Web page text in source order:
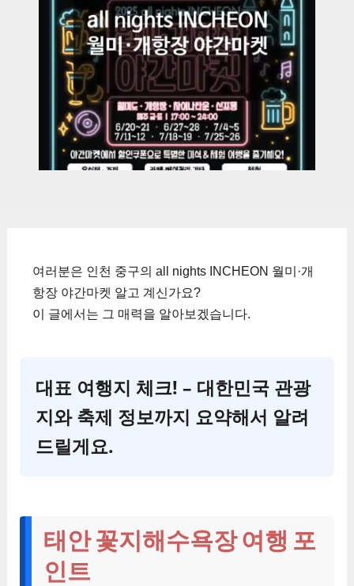
여러분은 인천 중구의 all nights INCHEON 월미·개
항장 야간마켓 알고 계신가요?
이 글에서는 그 매력을 알아보겠습니다.
대표 여행지 체크! – 대한민국 관광
지와 축제 정보까지 요약해서 알려
드릴게요.
태안 꽃지해수욕장 여행 포
인트